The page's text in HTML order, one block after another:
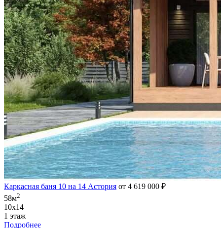
Каркасная баня 10 на 14 Астория от 4 619 000 ₽
58м2
10х14
1 этаж
Подробнее